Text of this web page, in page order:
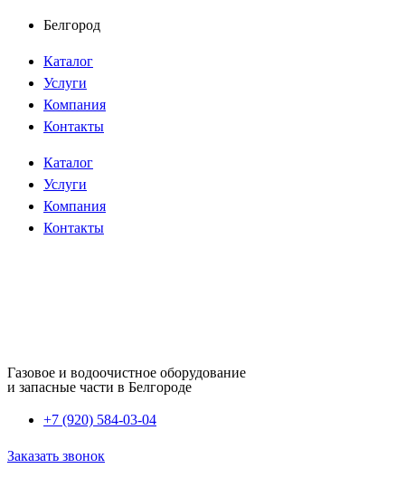
Перейти
содержимому
Белгород
Каталог
Услуги
Компания
Контакты
Каталог
Услуги
Компания
Контакты
Газовое и водоочистное оборудование
и запасные части в Белгороде
+7 (920) 584-03-04
Заказать звонок